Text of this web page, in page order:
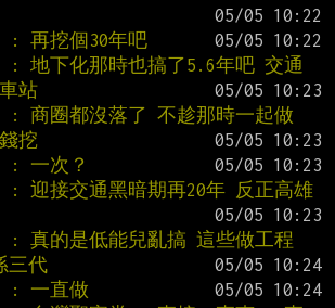
: 再挖個30年吧
: 地下化那時也搞了5.6年吧 交通
站
: 商圈都沒落了 不趁那時一起做
挖
: 一次？
: 迎接交通黑暗期再20年 反正高雄
: 真的是低能兒亂搞 這些做工程
三代
: 一直做